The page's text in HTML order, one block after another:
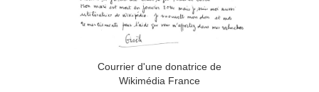
Courrier d'une donatrice de
Wikimédia France